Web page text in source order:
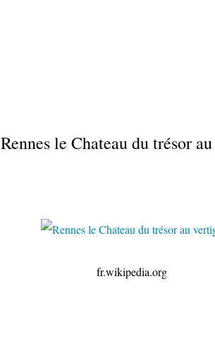
Rennes le Chateau du trésor
fr.wikipedia.org